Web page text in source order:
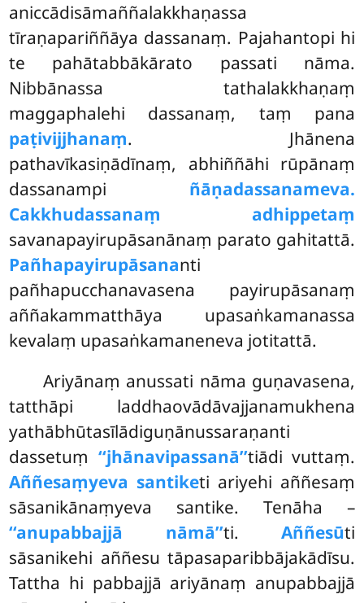
aniccādisāmaññalakkhaṇassa
tīraṇapariññāya dassanaṃ. Pajahantopi hi
te pahātabbākārato passati nāma.
Nibbānassa tathalakkhaṇaṃ
maggaphalehi dassanaṃ, taṃ pana
paṭivijjhanaṃ. Jhānena
pathavīkasiṇādīnaṃ, abhiññāhi rūpānaṃ
dassanampi ñāṇadassanameva.
Cakkhudassanaṃ adhippetaṃ
savanapayirupāsanānaṃ parato gahitattā.
Pañhapayirupāsananti
pañhapucchanavasena payirupāsanaṃ
aññakammatthāya upasaṅkamanassa
kevalaṃ upasaṅkamaneneva jotitattā.
Ariyānaṃ anussati nāma guṇavasena,
tatthāpi laddhaovādāvajjanamukhena
yathābhūtasīlādiguṇānussaraṇanti
dassetuṃ ‘‘jhānavipassanā’’tiādi vuttaṃ.
Aññesaṃyeva santiketi ariyehi aññesaṃ
sāsanikānaṃyeva santike. Tenāha –
‘‘anupabbajjā nāmā’’ti. Aññesūti
sāsanikehi aññesu tāpasaparibbājakādīsu.
Tattha hi pabbajjā ariyānaṃ anupabbajjā